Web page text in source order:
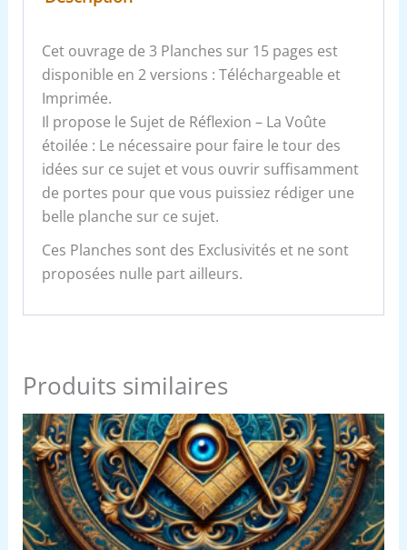
Cet ouvrage de 3 Planches sur 15 pages est
disponible en 2 versions : Téléchargeable et
Imprimée.
Il propose le Sujet de Réflexion – La Voûte
étoilée : Le nécessaire pour faire le tour des
idées sur ce sujet et vous ouvrir suffisamment
de portes pour que vous puissiez rédiger une
belle planche sur ce sujet.
Ces Planches sont des Exclusivités et ne sont
proposées nulle part ailleurs.
Produits similaires